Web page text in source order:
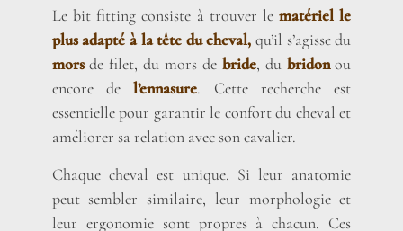
Le bit fitting consiste à trouver lematériel le
plus adapté à la tête du cheval, qu’il s’agisse du
morsde filet, du mors de bride, du bridonou
encore del’ennasure. Cette recherche est
essentielle pour garantir le confort du cheval et
améliorer sa relation avec son cavalier.
Chaque cheval est unique. Si leur anatomie
peut sembler similaire, leur morphologie et
leur ergonomie sont propres à chacun. Ces